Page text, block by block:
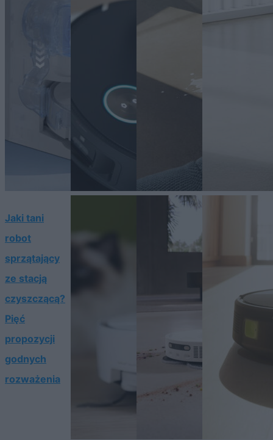
Jaki tani
robot
sprzątający
ze stacją
czyszczącą?
Pięć
propozycji
godnych
rozważenia